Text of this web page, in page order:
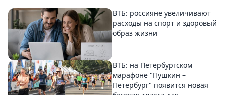
ВТБ: россияне увеличивают
расходы на спорт и здоровый
образ жизни
ВТБ: на Петербургском
марафоне "Пушкин –
Петербург" появится новая